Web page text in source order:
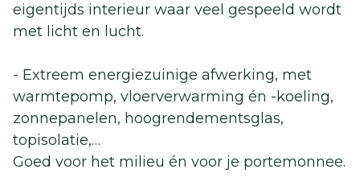
eigentijds interieur waar veel gespeeld wordt
met licht en lucht.
- Extreem energiezuinige afwerking, met
warmtepomp, vloerverwarming én -koeling,
zonnepanelen, hoogrendementsglas,
topisolatie,…
Goed voor het milieu én voor je portemonnee.